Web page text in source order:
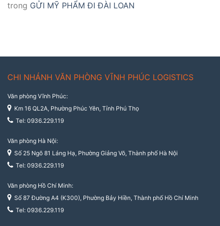
trong GỬI MỸ PHẨM ĐI ĐÀI LOAN
CHI NHÁNH VĂN PHÒNG VĨNH PHÚC LOGISTICS
Văn phòng Vĩnh Phúc:
Km 16 QL2A, Phường Phúc Yên, Tỉnh Phú Thọ
Tel: 0936.229.119
Văn phòng Hà Nội:
Số 25 Ngõ 81 Láng Hạ, Phường Giảng Võ, Thành phố Hà Nội
Tel: 0936.229.119
Văn phòng Hồ Chí Minh:
Số 87 Đường A4 (K300), Phường Bảy Hiền, Thành phố Hồ Chí Minh
Tel: 0936.229.119